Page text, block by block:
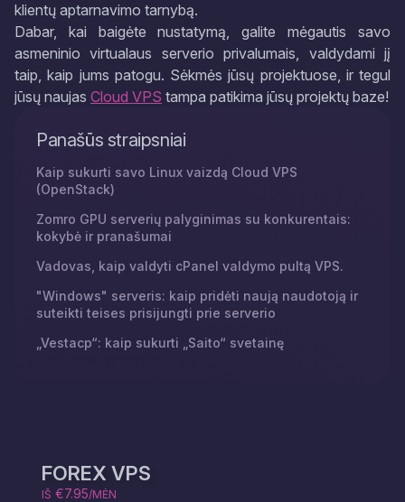
klientų aptarnavimo tarnybą.
Dabar, kai baigėte nustatymą, galite mėgautis savo
asmeninio virtualaus serverio privalumais, valdydami jį
taip, kaip jums patogu. Sėkmės jūsų projektuose, ir tegul
jūsų naujas Cloud VPS tampa patikima jūsų projektų baze!
Panašūs straipsniai
Kaip sukurti savo Linux vaizdą Cloud VPS
(OpenStack)
Zomro GPU serverių palyginimas su konkurentais:
kokybė ir pranašumai
Vadovas, kaip valdyti cPanel valdymo pultą VPS.
"Windows" serveris: kaip pridėti naują naudotoją ir
suteikti teises prisijungti prie serverio
„Vestacp“: kaip sukurti „Saito“ svetainę
FOREX VPS
IŠ €7.95/MĖN